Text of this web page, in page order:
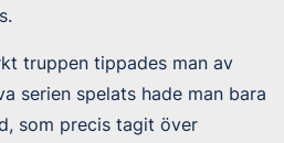
truppen tippades man av
serien spelats hade man bara
som precis tagit över